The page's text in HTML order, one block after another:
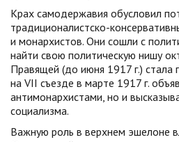
Крах самодержавия обусловил
традиционалистско-
и монархистов. Они сошли с
найти свою политическую нишу
Правящей (до июня 1917 г.) стала
на VII съезде в марте 1917 г.
антимонархистами, но и
социализма.
Важную роль в верхнем эшелоне